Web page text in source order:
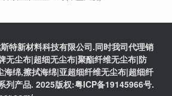
特新材料科技有限公司.同时我司代理销
无尘布|超细无尘布|聚酯纤维无尘布|防
海绵,擦拭海绵|亚超细纤维无尘布|超细纤
列产品. 2025版权:粤ICP备19145966号.